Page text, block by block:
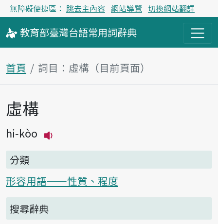
無障礙便捷區： 跳去主內容 網站導覽 切換網站翻譯
教育部臺灣台語常用詞辭典
首頁 詞目：虛構（目前頁面）
主內容區塊
虛構
hi-kòo
分類
形容用語——性質、程度
搜尋辭典